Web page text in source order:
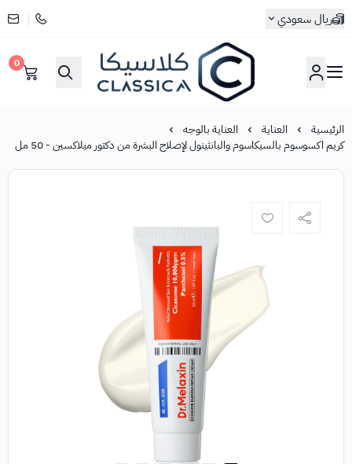
ريال سعودي
كلاسيكا
0
الرئيسية العناية
العناية بالوجه
كريم اكسوسوم بالسيكاسوم والبانثينول لإصلاح البشرة من دكتور ميلاكسين - 50 مل